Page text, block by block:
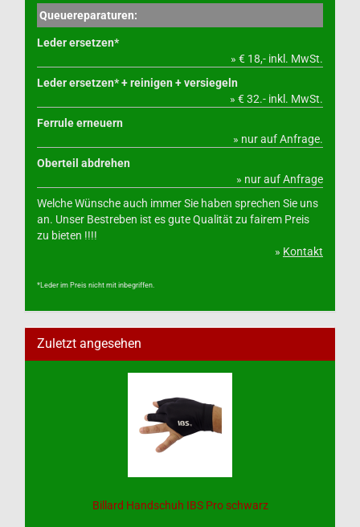
Queuereparaturen:
Leder ersetzen*
» € 18,- inkl. MwSt.
Leder ersetzen* + reinigen + versiegeln
» € 32.- inkl. MwSt.
Ferrule erneuern
» nur auf Anfrage.
Oberteil abdrehen
» nur auf Anfrage
Welche Wünsche auch immer Sie haben sprechen Sie uns
an. Unser Bestreben ist es gute Qualität zu fairem Preis
zu bieten !!!!
» Kontakt
*Leder im Preis nicht mit inbegriffen.
Zuletzt angesehen
Billard Handschuh IBS Pro schwarz